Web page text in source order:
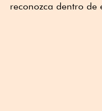
reconozca dentro de